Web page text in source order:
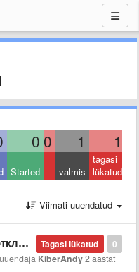
0 0 1 1
Started valmis
tagasi
lükatud
Viimati uuendatud
0
Tagasi lükatud
трее
uuendaja KiberAndy2 aastat